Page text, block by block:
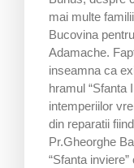
mai multe
Bucovina
Adamache.
inseamna ca
hramul “Sfanta
intemperiilor
din reparatii
Pr.Gheorghe
“Sfanta